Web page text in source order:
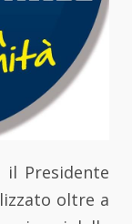
il Presidente
oltre a